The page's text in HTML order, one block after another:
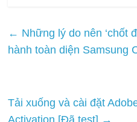
← Những lý do nên ‘chốt
hành toàn diện Samsung
Tải xuống và cài đặt
Activation [Đã test] →